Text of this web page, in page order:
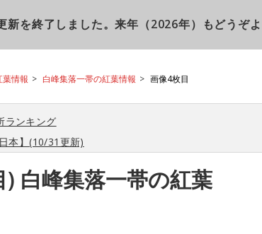
新を終了しました。来年（2026年）もどうぞよ
葉情報 白峰集落一帯の紅葉情報 画像4枚目
ランキング
本】(10/31更新)
白峰集落一帯の紅葉